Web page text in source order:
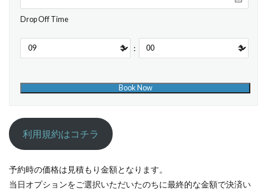
Drop Off Time
:
利用規約はコチラ
予約時の価格は見積もり金額となります。
当日オプションをご選択いただいたのちに最終的な金額で決済い